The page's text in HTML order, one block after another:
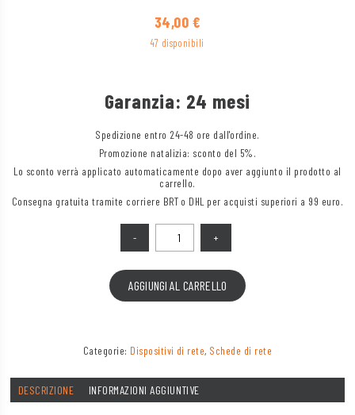
34,00 €
47 disponibili
Garanzia: 24 mesi
Spedizione entro 24-48 ore dall'ordine.
Promozione natalizia: sconto del 5%.
Lo sconto verrà applicato automaticamente dopo aver aggiunto il prodotto al
carrello.
Consegna gratuita tramite corriere BRT o DHL per acquisti superiori a 99 euro.
AGGIUNGI AL CARRELLO
Categorie: Dispositivi di rete, Schede di rete
DESCRIZIONE INFORMAZIONI AGGIUNTIVE